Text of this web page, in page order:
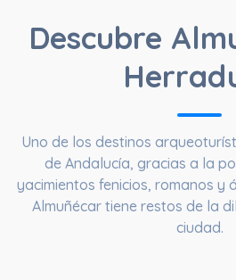
Descubre
Uno de los destinos
de Andalucía, gracias a la
yacimientos fenicios, romanos y
Almuñécar tiene restos de la
ciudad.